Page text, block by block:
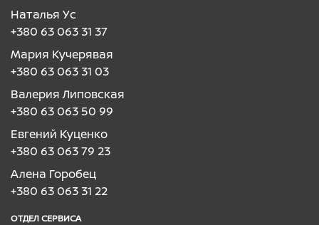
Наталья Ус
+380 63 063 31 37
Мария Кучерявая
+380 63 063 31 03
Валерия Липовская
+380 63 063 50 99
Евгений Куценко
+380 63 063 79 23
Алена Горобец
+380 63 063 31 22
ОТДЕЛ CЕРВИСА